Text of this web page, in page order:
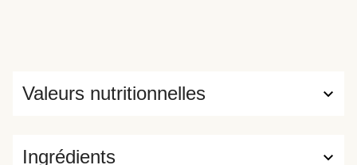
Ingrédients
Valeurs nutritionnelles